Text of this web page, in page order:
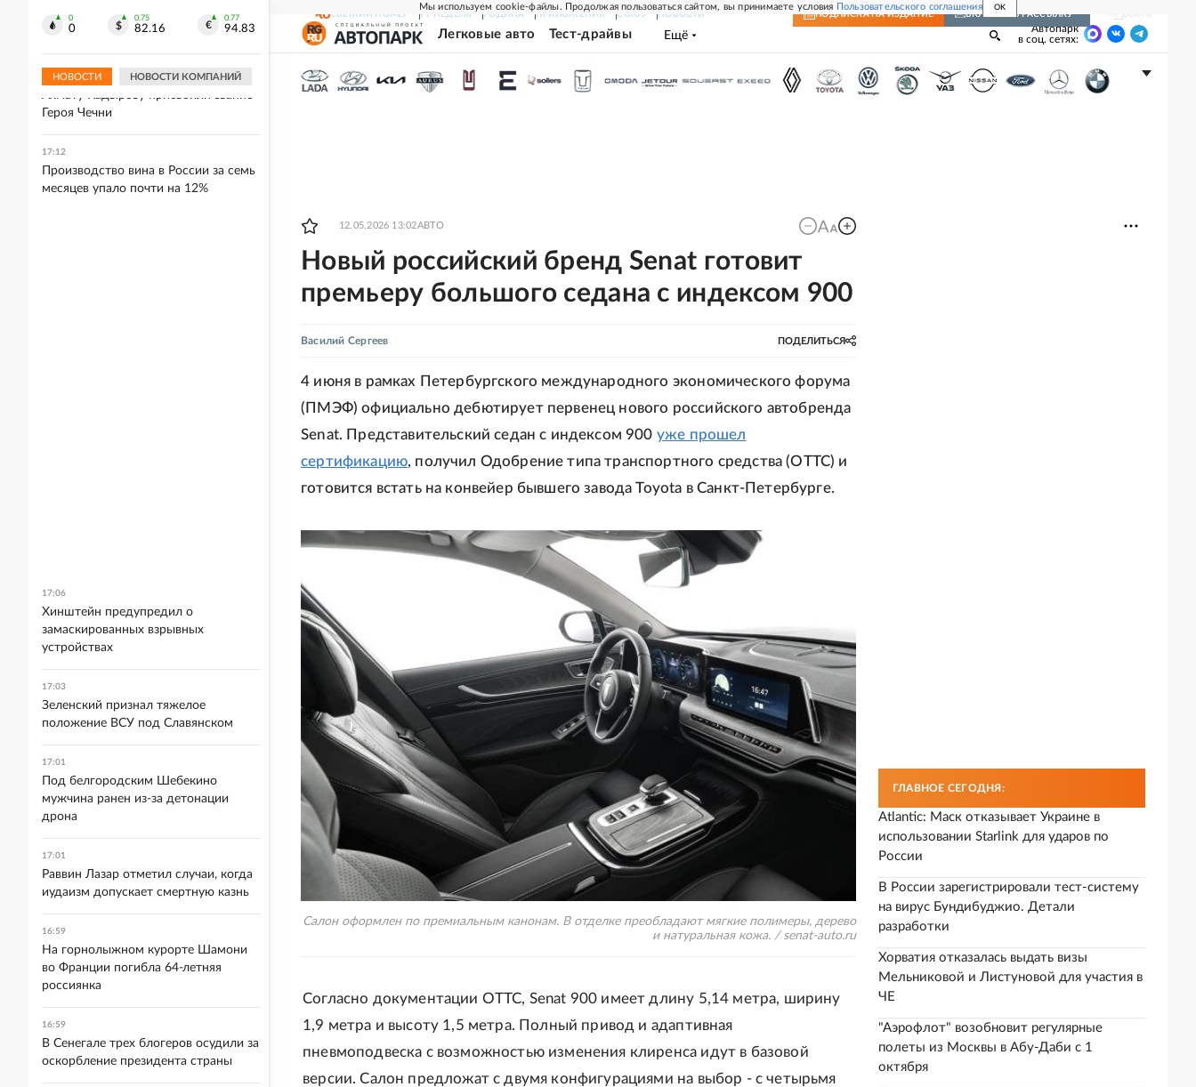
Мы используем cookie-файлы. Продолжая пользоваться сайтом, вы принимаете условия Пользовательского соглашения OK
СВЕЖИЙ НОМЕР РГ-НЕДЕЛЯ РОДИНА ПРИЛОЖЕНИЯ СОЮЗ НОВОСТИ ПОДПИСКА НА ИЗДАНИЕ ВКЛЮЧИТЬ РАССЫЛКУ
Легковые авто Тест-драйвы Ещё
Автопарк
в соц. сетях:
12.05.2026 13:02АВТО
Новый российский бренд Senat готовит
премьеру большого седана с индексом 900
Василий Сергеев ПОДЕЛИТЬСЯ
4 июня в рамках Петербургского международного экономического форума
(ПМЭФ) официально дебютирует первенец нового российского автобренда
Senat. Представительский седан с индексом 900 уже прошел
сертификацию, получил Одобрение типа транспортного средства (ОТТС) и
готовится встать на конвейер бывшего завода Toyota в Санкт-Петербурге.
Салон оформлен по премиальным канонам. В отделке преобладают мягкие полимеры, дерево
и натуральная кожа. / senat-auto.ru
Согласно документации ОТТС, Senat 900 имеет длину 5,14 метра, ширину
1,9 метра и высоту 1,5 метра. Полный привод и адаптивная
пневмоподвеска с возможностью изменения клиренса идут в базовой
версии. Салон предложат с двумя конфигурациями на выбор - с четырьмя
ГЛАВНОЕ СЕГОДНЯ:
Atlantic: Маск отказывает Украине в
использовании Starlink для ударов по
России
В России зарегистрировали тест-систему
на вирус Бундибуджио. Детали
разработки
Хорватия отказалась выдать визы
Мельниковой и Листуновой для участия в
ЧЕ
"Аэрофлот" возобновит регулярные
полеты из Москвы в Абу-Даби с 1
октября
0
0
0.75
82.16
0.77
94.83
НОВОСТИ НОВОСТИ КОМПАНИЙ
В Москве арестован ревнивец,
17:12
Ахмату Кадырову присвоили звание
Героя Чечни
17:12
Производство вина в России за семь
месяцев упало почти на 12%
17:06
Хинштейн предупредил о
замаскированных взрывных
устройствах
17:03
Зеленский признал тяжелое
положение ВСУ под Славянском
17:01
Под белгородским Шебекино
мужчина ранен из-за детонации
дрона
17:01
Раввин Лазар отметил случаи, когда
иудаизм допускает смертную казнь
16:59
На горнолыжном курорте Шамони
во Франции погибла 64-летняя
россиянка
16:59
В Сенегале трех блогеров осудили за
оскорбление президента страны